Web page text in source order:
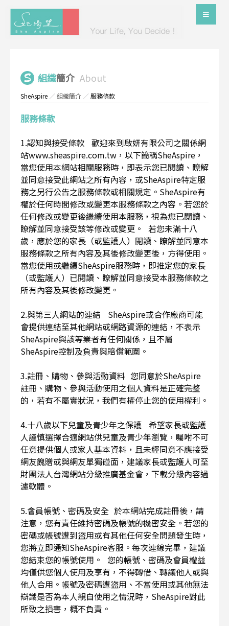
組織簡介 About
SheAspire ／組織簡介 ／服務條款
服務條款
1.認知與接受條款 歡迎來到啟妍有限公司之關係網
站www.sheaspire.com.tw，以下簡稱SheAspire，
當您使用本網站相關服務時，即表示您已閱讀、瞭解
並同意接受此網站之所有內容，或SheAspire特定服
務之另行公告之服務條款或相關規定。SheAspire有
權於任何時間修改或變更本服務條款之內容。若您於
任何修改或變更後繼續使用本服務，視為您已閱讀、
瞭解並同意接受該等修改或變更。 若您未滿十八
歲，應於您的家長（或監護人）閱讀、瞭解並同意本
服務條款之所有內容及其後修改變更後，方得使用。
當您使用或繼續SheAspire服務時，即推定您的家長
（或監護人）已閱讀、瞭解並同意接受本服務條款之
所有內容及其後修改變更。
2.與第三人網站的連結 SheAspire或合作廠商可能
會提供連結至其他網站或網路資源的連結，不表示
SheAspire與該等業者有任何關係，且不屬
SheAspire控制及負責與賠償範圍。
3.註冊、購物、參與活動資料 您同意於SheAspire
註冊、購物、參與活動使用之個人資料是正確完整
的，若有不屬實狀況，我們有權停止您的使用權利。
4.十八歲以下兒童及青少年之保護 希望家長或監護
人謹慎選擇合適網站供兒童及青少年瀏覽，囑咐不可
任意提供個人或家人基本資料，且未經同意不應接受
網友餽贈或與網友單獨碰面，建議家長或監護人可至
財團法人台灣網站分級推廣基金會，下載分級內容過
濾軟體。
5.會員帳號、密碼及安全 於本網站完成註冊後，請
注意，您有責任維持密碼及帳號的機密安全。若您的
密碼或帳號遭到盜用或有其他任何安全問題發生時，
您將立即通知SheAspire客服。每次連線完畢，建議
您結束您的帳號使用。 您的帳號、密碼及會員權益
均僅供您個人使用及享有，不得轉借、轉讓他人或與
他人合用。帳號及密碼遭盜用、不當使用或其他無法
辯識是否為本人親自使用之情況時，SheAspire對此
所致之損害，概不負責。